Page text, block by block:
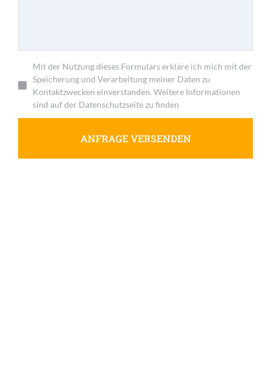
Mit der Nutzung dieses Formulars erkläre ich mich mit der
Speicherung und Verarbeitung meiner Daten zu
Kontaktzwecken einverstanden. Weitere Informationen
sind auf der Datenschutzseite zu finden
ANFRAGE VERSENDEN